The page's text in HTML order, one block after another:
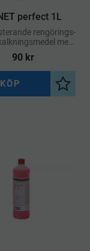
perfect 1L
rengörings-
med
exceptionella
90kr
Lägg
KÖP